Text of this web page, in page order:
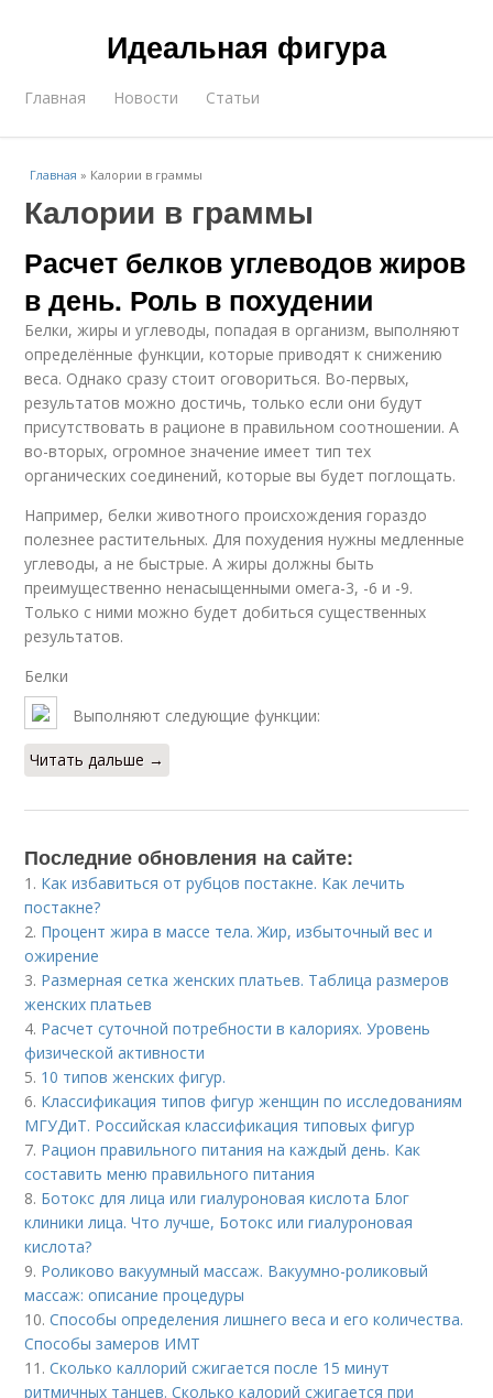
Идеальная фигура
Главная Новости Статьи
Главная » Калории в граммы
Калории в граммы
Расчет белков углеводов жиров
в день. Роль в похудении
Белки, жиры и углеводы, попадая в организм, выполняют
определённые функции, которые приводят к снижению
веса. Однако сразу стоит оговориться. Во-первых,
результатов можно достичь, только если они будут
присутствовать в рационе в правильном соотношении. А
во-вторых, огромное значение имеет тип тех
органических соединений, которые вы будет поглощать.
Например, белки животного происхождения гораздо
полезнее растительных. Для похудения нужны медленные
углеводы, а не быстрые. А жиры должны быть
преимущественно ненасыщенными омега-3, -6 и -9.
Только с ними можно будет добиться существенных
результатов.
Белки
Выполняют следующие функции:
Читать дальше →
Последние обновления на сайте:
1. Как избавиться от рубцов постакне. Как лечить
постакне?
2. Процент жира в массе тела. Жир, избыточный вес и
ожирение
3. Размерная сетка женских платьев. Таблица размеров
женских платьев
4. Расчет суточной потребности в калориях. Уровень
физической активности
5. 10 типов женских фигур.
6. Классификация типов фигур женщин по исследованиям
МГУДиТ. Российская классификация типовых фигур
7. Рацион правильного питания на каждый день. Как
составить меню правильного питания
8. Ботокс для лица или гиалуроновая кислота Блог
клиники лица. Что лучше, Ботокс или гиалуроновая
кислота?
9. Роликово вакуумный массаж. Вакуумно-роликовый
массаж: описание процедуры
10.Способы определения лишнего веса и его количества.
Способы замеров ИМТ
11.Сколько каллорий сжигается после 15 минут
ритмичных танцев. Сколько калорий сжигается при